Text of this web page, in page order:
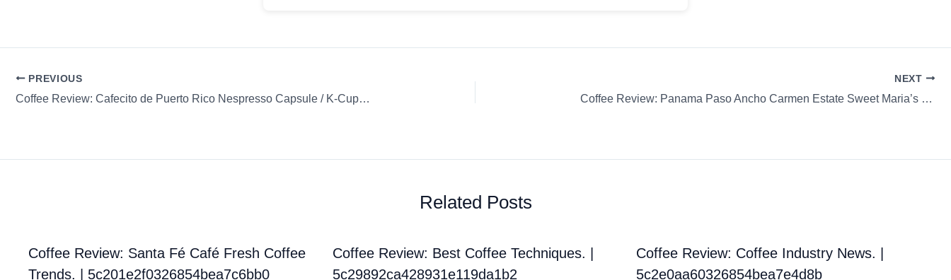
PREVIOUS
Coffee Review: Cafecito de Puerto Rico Nespresso Capsule / K-Cup / Pod Espresso
NEXT
Coffee Review: Panama Paso Ancho Carmen Estate Sweet Maria’s Coffee Aeropress Whole Bean
Related Posts
Coffee Review: Santa Fé Café Fresh Coffee
Trends. | 5c201e2f0326854bea7c6bb0
Coffee Review: Best Coffee Techniques. |
5c29892ca428931e119da1b2
Coffee Review: Coffee Industry News. |
5c2e0aa60326854bea7e4d8b